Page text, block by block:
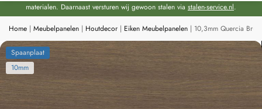
materialen. Daarnaast versturen wij gewoon stalen via stalen-service.nl.
Home | Meubelpanelen | Houtdecor | Eiken Meubelpanelen | 10,3mm Quercia
Spaanplaat
10mm